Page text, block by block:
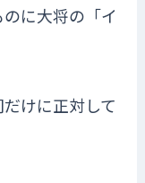
に大将の「イ
けに正対して